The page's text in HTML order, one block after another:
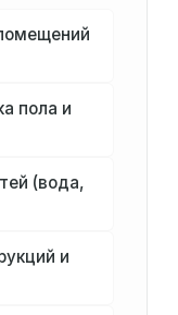
пола и
(вода,
и